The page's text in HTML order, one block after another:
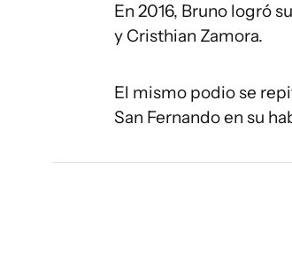
En 2016, Bruno logró
y Cristhian Zamora.
El mismo podio se
San Fernando en su